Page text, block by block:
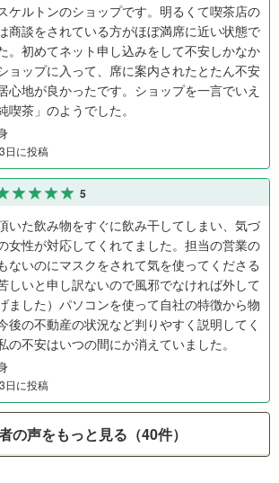
ケルトンのショップです。明るくて喫茶店の
商談をされている方がほぼ満席に近い状態で
。初めてネット申し込みをして不安しかなか
ョップに入って、席に案内されたとたん不安
心地が良かったです。ショップを一言でいえ
茶」のようでした。
日に投稿
5
いた飲み物をすぐに飲み干してしまい、気づ
女性が対応してくれてました。担当の営業の
いのにマスクをされて気を使ってくださる
しいと申し訳ないので風邪でなければ外して
ました）パソコンを使って自社の特徴から物
後の不動産の状況など判りやすく説明してく
の不安はいつの間にか消えていました。
日に投稿
の声をもっと見る（40件）